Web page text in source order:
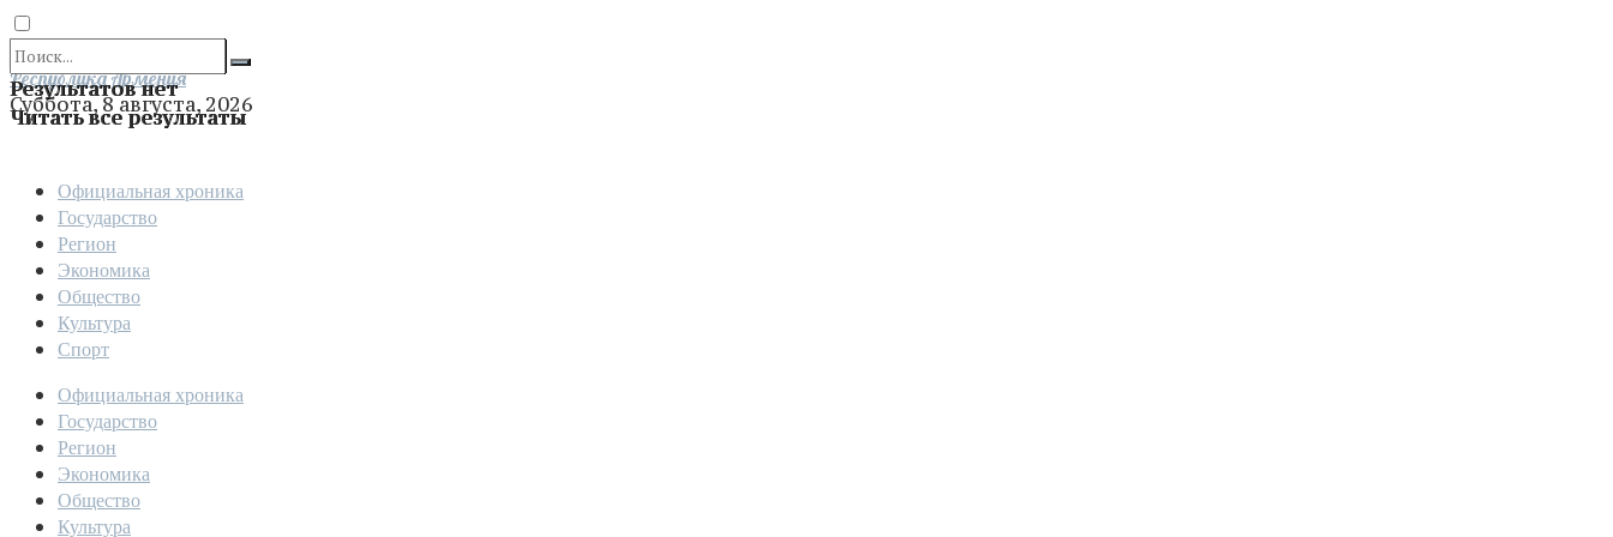
Результатов нет
Читать все результаты
Отправить
Республика Армения
Суббота, 8 августа, 2026
Официальная хроника
Государство
Регион
Экономика
Общество
Культура
Спорт
Официальная хроника
Государство
Регион
Экономика
Общество
Культура